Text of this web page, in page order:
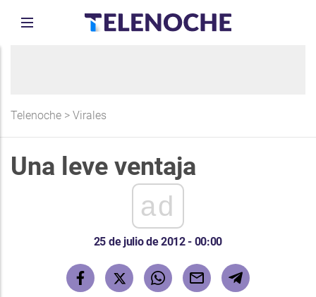
Telenoche > Virales
Una leve ventaja
ad
25 de julio de 2012 - 00:00